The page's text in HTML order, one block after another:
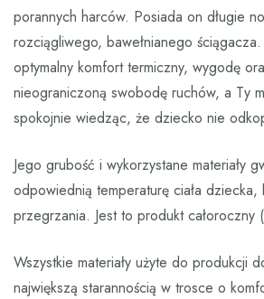
porannych harców. Posiada on długie
rozciągliwego, bawełnianego
optymalny komfort termiczny, wygodę
nieograniczoną swobodę ruchów, a Ty
spokojnie wiedząc, że dziecko nie
Jego grubość i wykorzystane materiały
odpowiednią temperaturę ciała dziecka,
przegrzania. Jest to produkt całoroczny (
Wszystkie materiały użyte do produkcji
największą starannością w trosce o